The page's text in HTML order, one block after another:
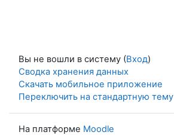
Вы не вошли в систему (Вход)
Сводка хранения данных
Скачать мобильное приложение
Переключить на стандартную тему
На платформе Moodle